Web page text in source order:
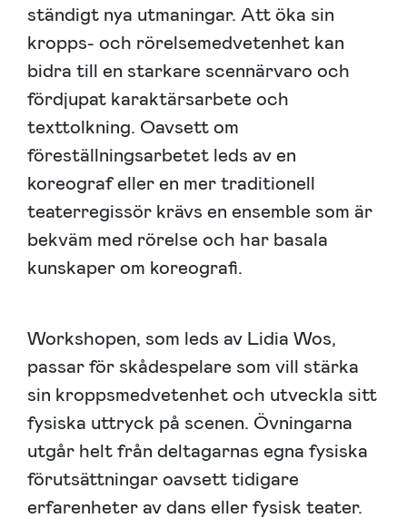
ständigt nya utmaningar. Att öka sin
kropps- och rörelsemedvetenhet kan
bidra till en starkare scennärvaro och
fördjupat karaktärsarbete och
texttolkning. Oavsett om
föreställningsarbetet leds av en
koreograf eller en mer traditionell
teaterregissör krävs en ensemble som är
bekväm med rörelse och har basala
kunskaper om koreografi.
Workshopen, som leds av Lidia Wos,
passar för skådespelare som vill stärka
sin kroppsmedvetenhet och utveckla sitt
fysiska uttryck på scenen. Övningarna
utgår helt från deltagarnas egna fysiska
förutsättningar oavsett tidigare
erfarenheter av dans eller fysisk teater.